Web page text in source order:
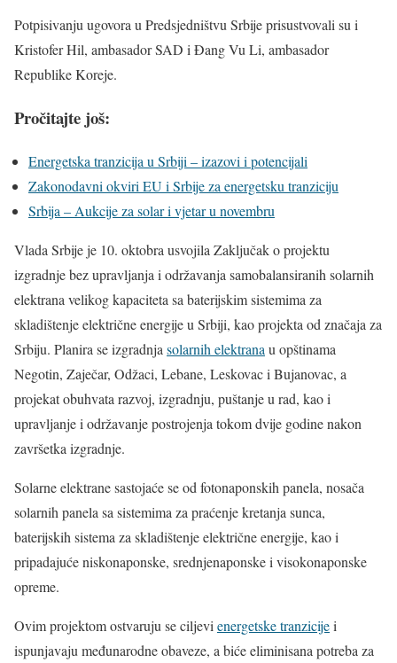
Potpisivanju ugovora u Predsjedništvu Srbije prisustvovali su i
Kristofer Hil, ambasador SAD i Đang Vu Li, ambasador
Republike Koreje.
Pročitajte još:
Energetska tranzicija u Srbiji – izazovi i potencijali
Zakonodavni okviri EU i Srbije za energetsku tranziciju
Srbija – Aukcije za solar i vjetar u novembru
Vlada Srbije je 10. oktobra usvojila Zaključak o projektu
izgradnje bez upravljanja i održavanja samobalansiranih solarnih
elektrana velikog kapaciteta sa baterijskim sistemima za
skladištenje električne energije u Srbiji, kao projekta od značaja za
Srbiju. Planira se izgradnja solarnih elektrana u opštinama
Negotin, Zaječar, Odžaci, Lebane, Leskovac i Bujanovac, a
projekat obuhvata razvoj, izgradnju, puštanje u rad, kao i
upravljanje i održavanje postrojenja tokom dvije godine nakon
završetka izgradnje.
Solarne elektrane sastojaće se od fotonaponskih panela, nosača
solarnih panela sa sistemima za praćenje kretanja sunca,
baterijskih sistema za skladištenje električne energije, kao i
pripadajuće niskonaponske, srednjenaponske i visokonaponske
opreme.
Ovim projektom ostvaruju se ciljevi energetske tranzicijei
ispunjavaju međunarodne obaveze, a biće eliminisana potreba za